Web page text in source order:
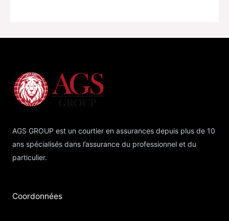
AGS GROUP est un courtier en assurances depuis plus de 10
ans spécialisés dans l’assurance du professionnel et du
particulier.
Coordonnées​